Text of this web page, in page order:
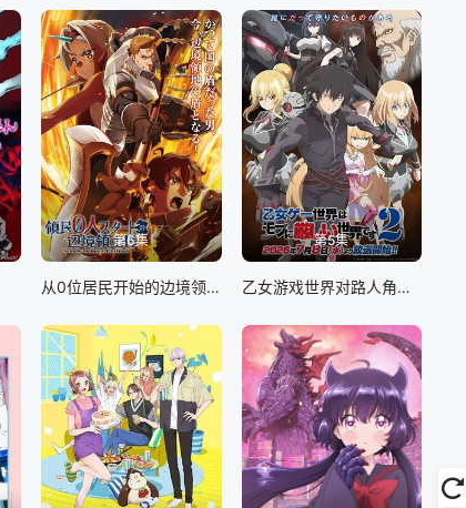
第6集
从0位居民开始的边境领主大人
第5集
乙女游戏世界对路人角色很不友好 第二季